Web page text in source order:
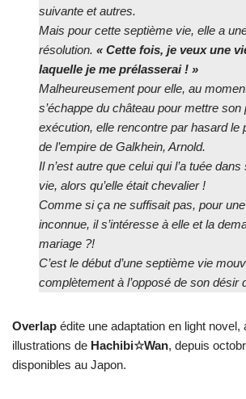
suivante et autres.
Mais pour cette septième vie, elle a
résolution.« Cette fois, je veux une
laquelle je me prélasserai ! »
Malheureusement pour elle, au
s’échappe du château pour mettre son
exécution, elle rencontre par hasard le
de l’empire de Galkhein, Arnold.
Il n’est autre que celui qui l’a tuée
vie, alors qu’elle était chevalier !
Comme si ça ne suffisait pas, pour
inconnue, il s’intéresse à elle et la
mariage ?!
C’est le début d’une septième vie
complètement à l’opposé de son désir
Overlap édite une adaptation en light novel,
illustrations de Hachibi☆Wan, depuis
disponibles au Japon.